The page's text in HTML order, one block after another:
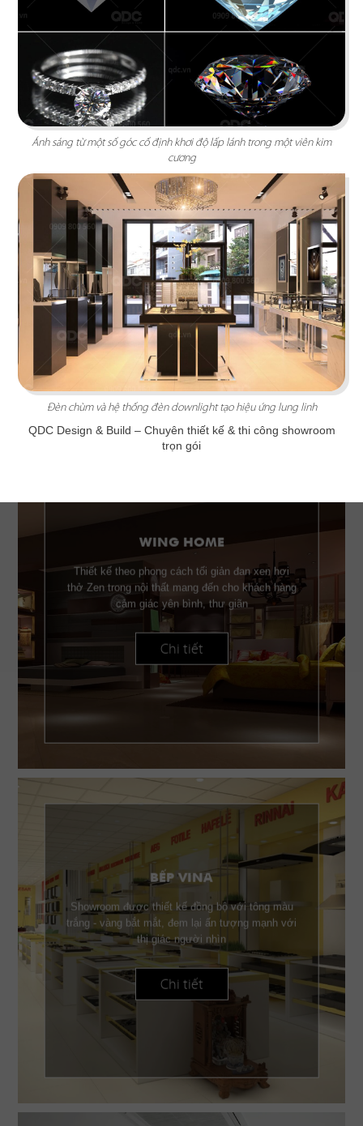
THE SAIGON WINE
Không gian trưng bày và thưởng thức rượu vang
tinh tế, đầy lôi cuốn mang hơi thở cổ điển với
gam màu nâu gỗ
Chi tiết
WING HOME
Thiết kế theo phong cách tối giản đan xen hơi
thở Zen trong nội thất mang đến cho khách hàng
cảm giác yên bình, thư giãn
Chi tiết
BẾP VINA
Showroom được thiết kế đồng bộ với tông màu
trắng - vàng bắt mắt, đem lại ấn tượng mạnh với
thị giác người nhìn
Chi tiết
Ánh sáng từ một số góc cố định khơi độ lấp lánh trong một viên kim
cương
Đèn chùm và hệ thống đèn downlight tạo hiệu ứng lung linh
QDC Design & Build – Chuyên thiết kế & thi công showroom
trọn gói